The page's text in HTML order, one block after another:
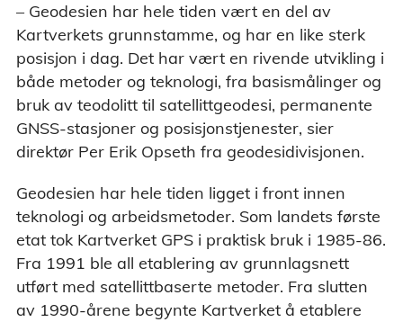
– Geodesien har hele tiden vært en del av
Kartverkets grunnstamme, og har en like sterk
posisjon i dag. Det har vært en rivende utvikling i
både metoder og teknologi, fra basismålinger og
bruk av teodolitt til satellittgeodesi, permanente
GNSS-stasjoner og posisjonstjenester, sier
direktør Per Erik Opseth fra geodesidivisjonen.
Geodesien har hele tiden ligget i front innen
teknologi og arbeidsmetoder. Som landets første
etat tok Kartverket GPS i praktisk bruk i 1985-86.
Fra 1991 ble all etablering av grunnlagsnett
utført med satellittbaserte metoder. Fra slutten
av 1990-årene begynte Kartverket å etablere